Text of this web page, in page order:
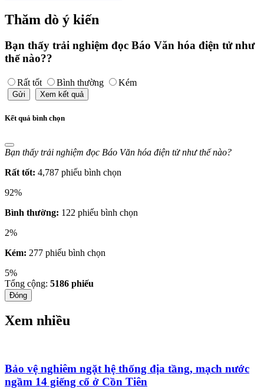
Thăm dò ý kiến
Bạn thấy trải nghiệm đọc Báo Văn hóa điện tử như
thế nào??
Rất tốt Bình thường Kém
Gửi Xem kết quả
Kết quả bình chọn
Bạn thấy trải nghiệm đọc Báo Văn hóa điện tử như thế nào?
Rất tốt: 4,787 phiếu bình chọn
92%
Bình thường: 122 phiếu bình chọn
2%
Kém: 277 phiếu bình chọn
5%
Tổng cộng: 5186 phiếu
Đóng
Xem nhiều
Bảo vệ nghiêm ngặt hệ thống địa tầng, mạch nước
ngầm 14 giếng cổ ở Cồn Tiên